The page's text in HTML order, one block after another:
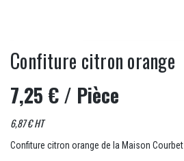
Confiture citron orange
7,25 €/ Pièce
6,87 € HT
Confiture citron orange de la Maison Courbet